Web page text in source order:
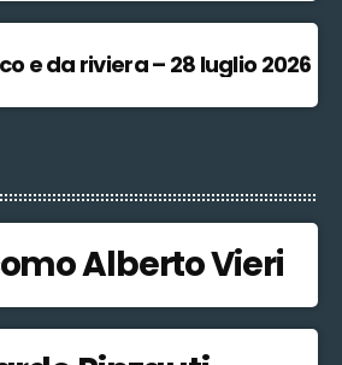
e da riviera – 28 luglio 2026
Alberto Vieri